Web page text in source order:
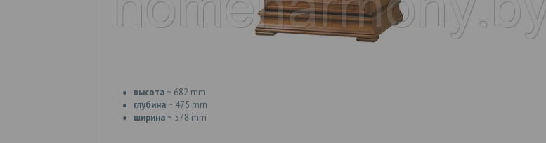
высота~ 682 mm
глубина~ 475 mm
ширина~ 578 mm